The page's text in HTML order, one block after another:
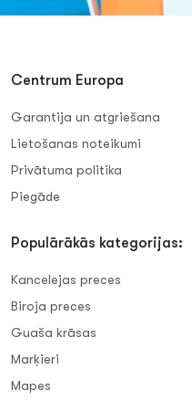
Centrum Europa
Garantija un atgriešana
Lietošanas noteikumi
Privātuma politika
Piegāde
Populārākās kategorijas:
Kancelejas preces
Biroja preces
Guaša krāsas
Marķieri
Mapes